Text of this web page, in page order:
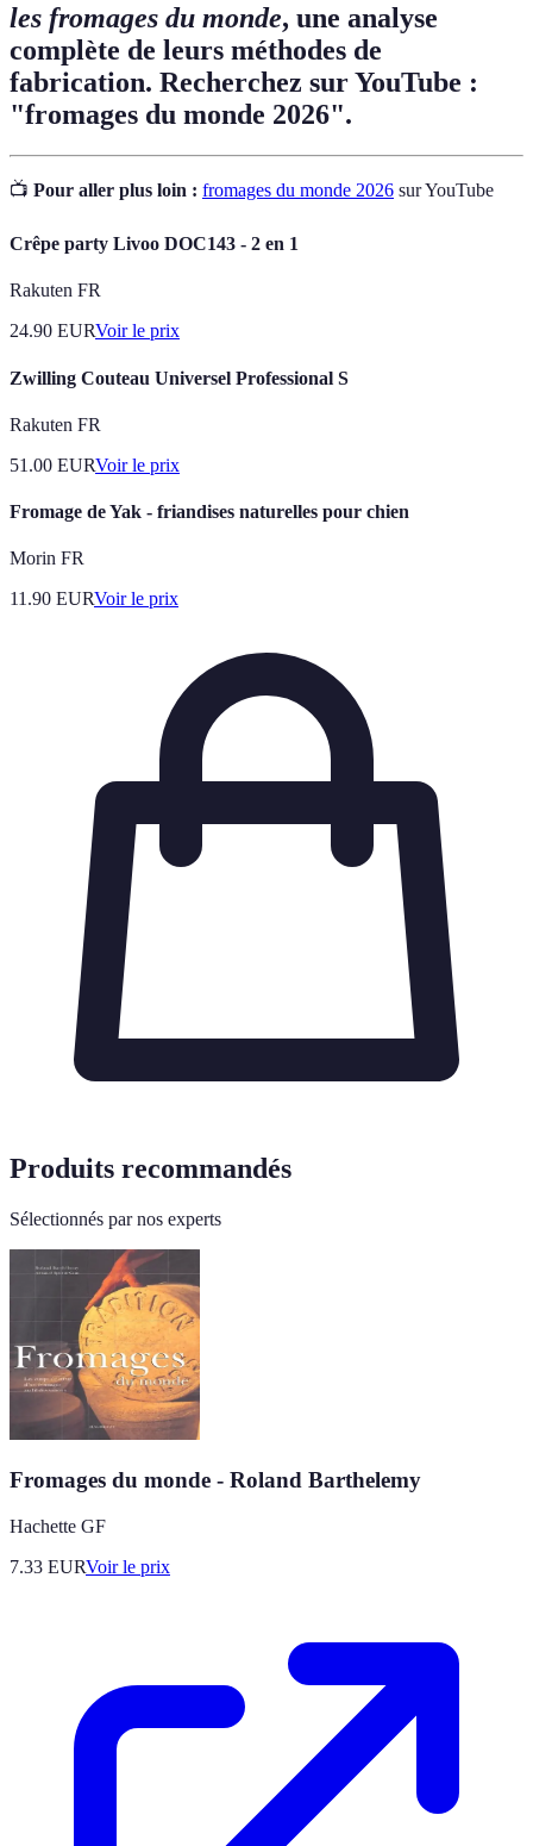
les fromages du monde, une analyse
complète de leurs méthodes de
fabrication. Recherchez sur YouTube :
"fromages du monde 2026".
📺 Pour aller plus loin : fromages du monde 2026 sur YouTube
Crêpe party Livoo DOC143 - 2 en 1
Rakuten FR
24.90 EURVoir le prix
Zwilling Couteau Universel Professional S
Rakuten FR
51.00 EURVoir le prix
Fromage de Yak - friandises naturelles pour chien
Morin FR
11.90 EURVoir le prix
Produits recommandés
Sélectionnés par nos experts
Fromages du monde - Roland Barthelemy
Hachette GF
7.33 EURVoir le prix